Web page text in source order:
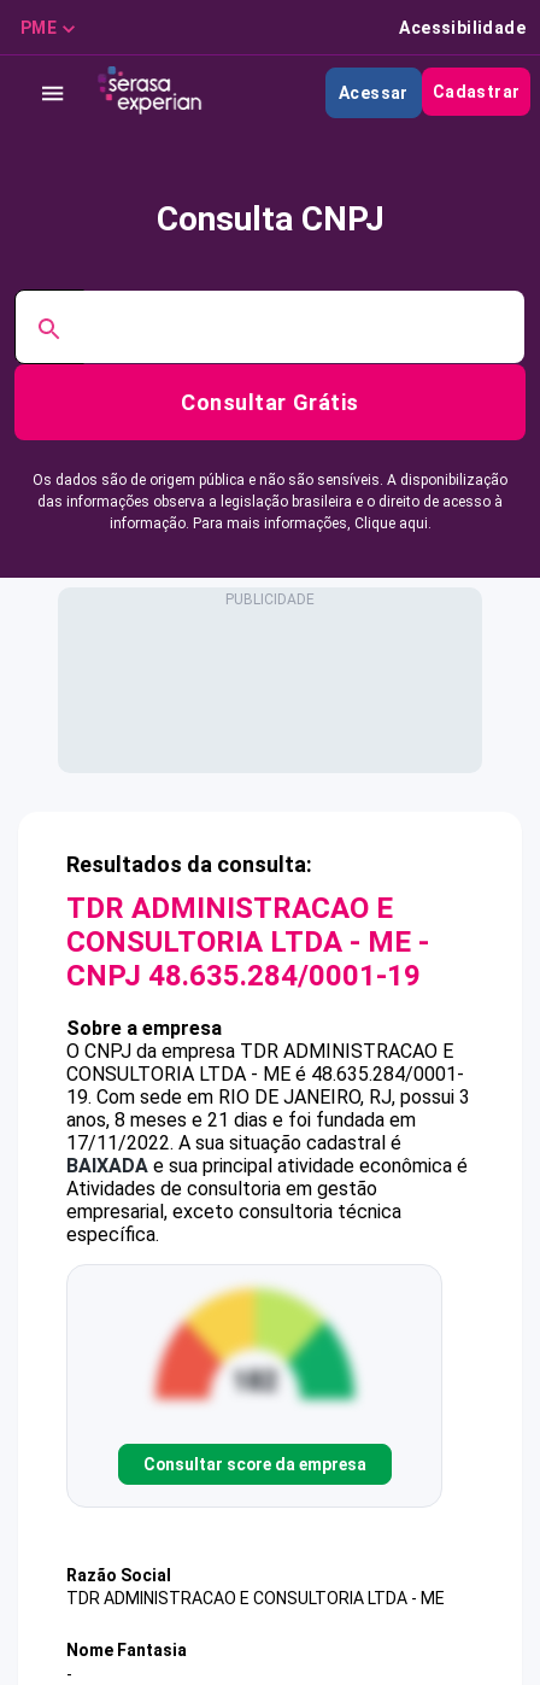
PME Acessibilidade
Acessar Cadastrar
Consulta CNPJ
Consultar Grátis
Os dados são de origem pública e não são sensíveis. A disponibilização
das informações observa a legislação brasileira e o direito de acesso à
informação. Para mais informações, Clique aqui.
Resultados da consulta:
TDR ADMINISTRACAO E
CONSULTORIA LTDA - ME -
CNPJ 48.635.284/0001-19
Sobre a empresa
O CNPJ da empresa TDR ADMINISTRACAO E
CONSULTORIA LTDA - ME é 48.635.284/0001-
19. Com sede em RIO DE JANEIRO, RJ, possui 3
anos, 8 meses e 21 dias e foi fundada em
17/11/2022. A sua situação cadastral é
BAIXADA e sua principal atividade econômica é
Atividades de consultoria em gestão
empresarial, exceto consultoria técnica
específica.
Consultar score da empresa
Razão Social
TDR ADMINISTRACAO E CONSULTORIA LTDA - ME
Nome Fantasia
-